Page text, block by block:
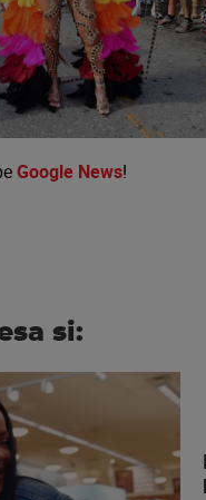
Google News!
si: